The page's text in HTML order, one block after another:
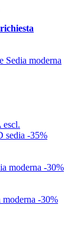
escl.
-35%
-30%
-30%